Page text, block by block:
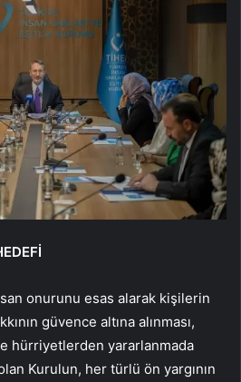
onurunu esas alarak kişilerin
güvence altına alınması,
hürriyetlerden yararlanmada
Kurulun, her türlü ön yargının